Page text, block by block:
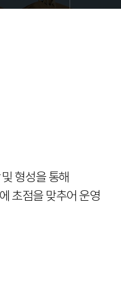
형성을 통해
초점을 맞추어 운영